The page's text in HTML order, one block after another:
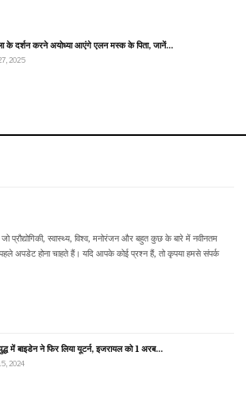
के दर्शन करने अयोध्या आएंगे एलन मस्क के पिता, जानें…
2025
प्रौद्योगिकी, स्वास्थ्य, विश्व, मनोरंजन और बहुत कुछ के बारे में नवीनतम
अपडेट होना चाहते हैं। यदि आपके कोई प्रश्न हैं, तो कृपया हमसे संपर्क
में बाइडेन ने फिर लिया यूटर्न, इजरायल को 1 अरब…
2024